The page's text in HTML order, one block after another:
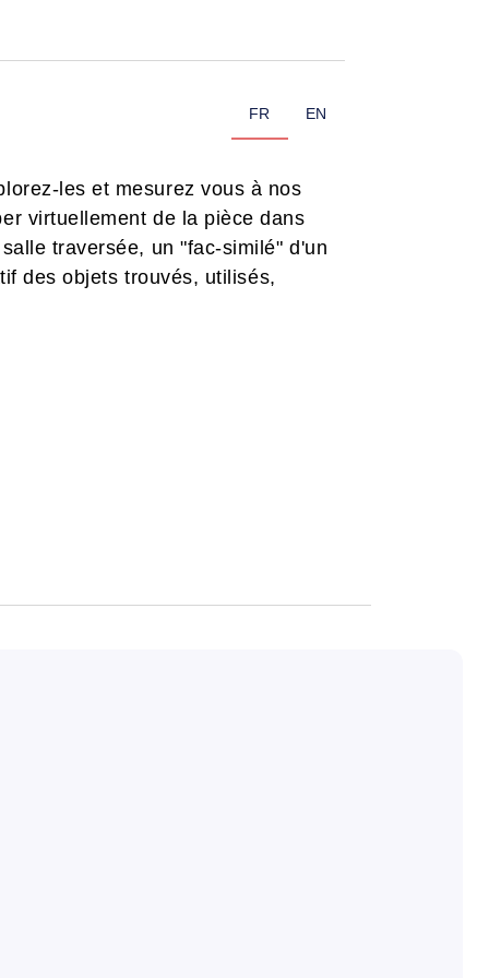
FR EN
les et mesurez vous à nos
virtuellement de la pièce dans
traversée, un "fac-similé" d'un
des objets trouvés, utilisés,